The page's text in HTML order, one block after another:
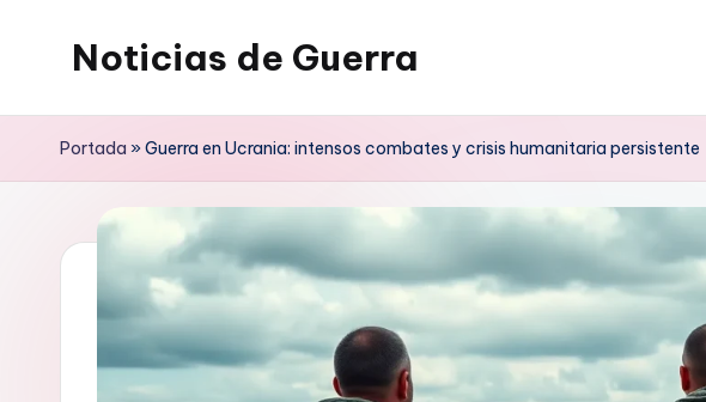
Noticias de Guerra
Portada »Guerra en Ucrania: intensos combates y crisis humanitaria persistente